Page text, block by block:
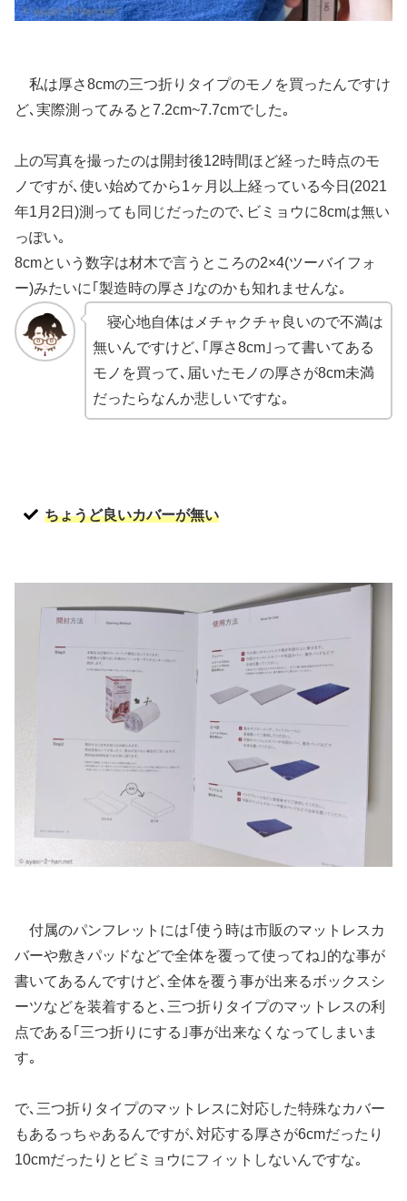
私は厚さ8cmの三つ折りタイプのモノを買ったんですけ
ど､実際測ってみると7.2cm~7.7cmでした｡
上の写真を撮ったのは開封後12時間ほど経った時点のモ
ノですが､使い始めてから1ヶ月以上経っている今日(2021
年1月2日)測っても同じだったので､ ビミョウに8cmは無い
っぽい｡
8cmという数字は材木で言うところの2×4(ツーバイフォ
ー)みたいに｢製造時の厚さ｣なのかも知れませんな｡
寝心地自体はメチャクチャ良いので不満は
無いんですけど､｢厚さ8cm｣って書いてある
モノを買って､届いたモノの厚さが8cm未満
だったらなんか悲しいですな｡
ちょうど良いカバーが無い
付属のパンフレットには｢使う時は市販のマットレスカ
バーや敷きパッドなどで全体を覆って使ってね｣的な事が
書いてあるんですけど､全体を覆う事が出来るボックスシ
ーツなどを装着すると､三つ折りタイプのマットレスの利
点である｢三つ折りにする｣事が出来なくなってしまいま
す｡
で､三つ折りタイプのマットレスに対応した特殊なカバー
もあるっちゃあるんですが､対応する厚さが6cmだったり
10cmだったりとビミョウにフィットしないんですな｡